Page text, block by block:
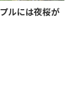
ルには夜桜が